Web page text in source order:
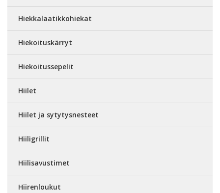
Hiekkalaatikkohiekat
Hiekoituskärryt
Hiekoitussepelit
Hiilet
Hiilet ja sytytysnesteet
Hiiligrillit
Hiilisavustimet
Hiirenloukut